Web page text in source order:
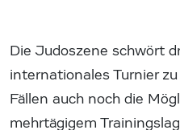
Die Judoszene schwört
internationales Turnier
Fällen auch noch die
mehrtägigem